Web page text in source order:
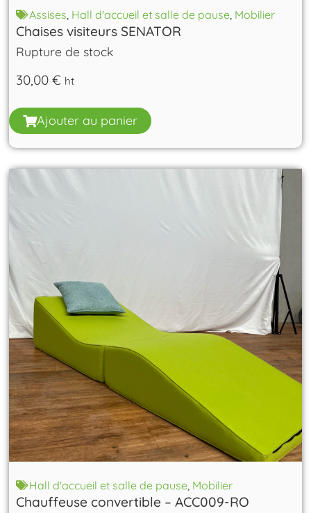
Assises, Hall d'accueil et salle de pause, Mobilier
Chaises visiteurs SENATOR
Rupture de stock
30,00€ ht
Ajouter au panier
Hall d'accueil et salle de pause Mobilier
Chauffeuse convertible – ACC009-RO